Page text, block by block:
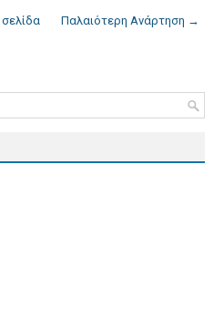
Παλαιότερη Ανάρτηση →